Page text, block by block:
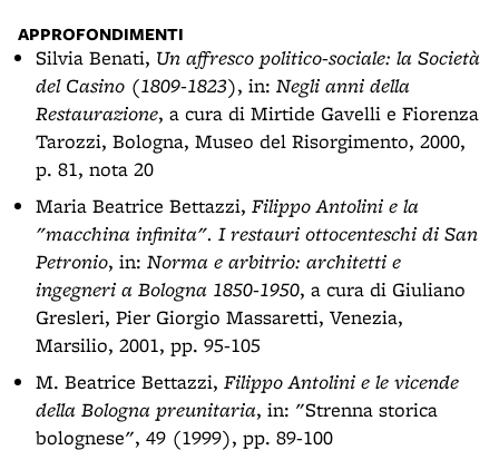
APPROFONDIMENTI
Silvia Benati, Un affresco politico-sociale: la Società
del Casino (1809-1823), in: Negli anni della
Restaurazione, a cura di Mirtide Gavelli e Fiorenza
Tarozzi, Bologna, Museo del Risorgimento, 2000,
p. 81, nota 20
Maria Beatrice Bettazzi, Filippo Antolini e la
"macchina infinita". I restauri ottocenteschi di San
Petronio, in: Norma e arbitrio: architetti e
ingegneri a Bologna 1850-1950, a cura di Giuliano
Gresleri, Pier Giorgio Massaretti, Venezia,
Marsilio, 2001, pp. 95-105
M. Beatrice Bettazzi, Filippo Antolini e le vicende
della Bologna preunitaria, in: "Strenna storica
bolognese", 49 (1999), pp. 89-100